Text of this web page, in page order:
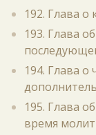
192. Глава
193. Глава
194. Глава
195. Глава
время